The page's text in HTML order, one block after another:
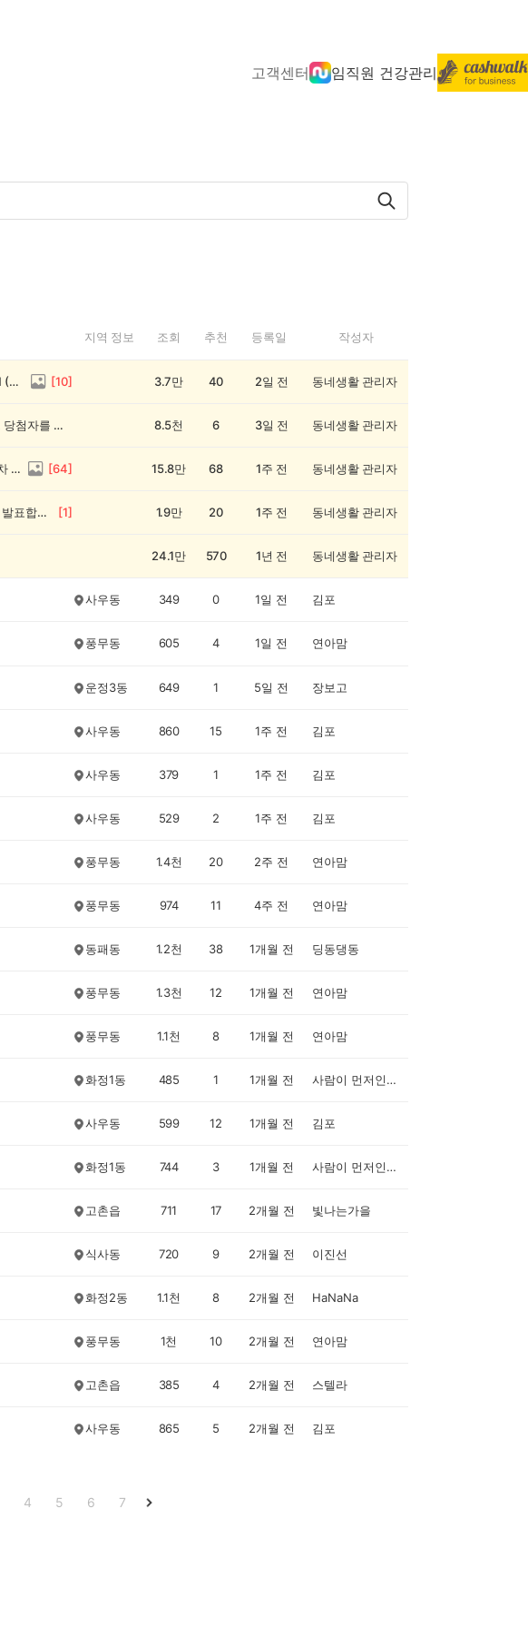
고객센터 임직원 건강관리
지역 정보 조회 추천 등록일 작성자
전원 1,000캐시! 🥳 우리 동네 썰전 14회차 OPEN (~8/17) [10] 3.7만 40 2일 전 동네생활 관리자
💰[당첨자 발표] 26회차 우리 동네 정보왕 이벤트 당첨자를 발표합니다! 8.5천 6 3일 전 동네생활 관리자
💸 전원 2,000캐시 지급! 우리 동네 정보왕 27회차 (~8/10) [64] 15.8만 68 1주 전 동네생활 관리자
💰[당첨자 발표] 우리 동네 썰전 12회차 당첨자를 발표합니다! [1] 1.9만 20 1주 전 동네생활 관리자
24.1만 570 1년 전 동네생활 관리자
사우동 349 0 1일 전 김포
풍무동 605 4 1일 전 연아맘
운정3동 649 1 5일 전 장보고
사우동 860 15 1주 전 김포
사우동 379 1 1주 전 김포
사우동 529 2 1주 전 김포
풍무동 1.4천 20 2주 전 연아맘
풍무동 974 11 4주 전 연아맘
동패동 1.2천 38 1개월 전 딩동댕동
풍무동 1.3천 12 1개월 전 연아맘
풍무동 1.1천 8 1개월 전 연아맘
화정1동 485 1 1개월 전 사람이 먼저인 세상
사우동 599 12 1개월 전 김포
화정1동 744 3 1개월 전 사람이 먼저인 세상
고촌읍 711 17 2개월 전 빛나는가을
식사동 720 9 2개월 전 이진선
화정2동 1.1천 8 2개월 전 HaNaNa
풍무동 1천 10 2개월 전 연아맘
고촌읍 385 4 2개월 전 스텔라
사우동 865 5 2개월 전 김포
4 5 6 7